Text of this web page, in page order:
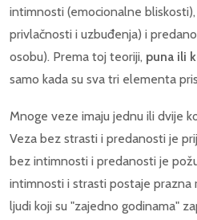
intimnosti (emocionalne
privlačnosti i uzbuđenja) i
osobu). Prema toj teoriji, puna ili
samo kada su sva tri elementa
Mnoge veze imaju jednu ili dvije
Veza bez strasti i predanosti je
bez intimnosti i predanosti je
intimnosti i strasti postaje prazna
ljudi koji su "zajedno godinama"